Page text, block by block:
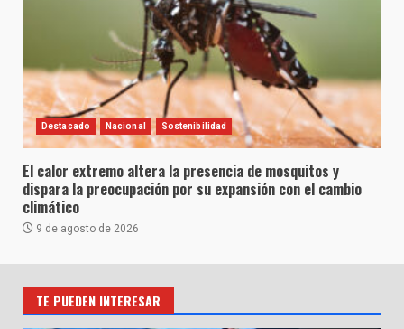
Destacado Nacional Sostenibilidad
El calor extremo altera la presencia de mosquitos y
dispara la preocupación por su expansión con el cambio
climático
9 de agosto de 2026
TE PUEDEN INTERESAR